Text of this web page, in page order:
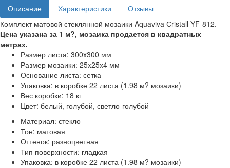
Описание
Характеристики
Отзывы
Комплект матовой стеклянной мозаики Aquaviva Сristall YF-812.
Цена указана за 1 м?, мозаика продается в квадратных
метрах.
Размер листа: 300x300 мм
Размер мозаики: 25x25х4 мм
Основание листа: сетка
Упаковка: в коробке 22 листа (1.98 м? мозаики)
Вес коробки: 18 кг
Цвет: белый, голубой, светло-голубой
Материал: стекло
Тон: матовая
Оттенок: разноцветная
Тип поверхности: гладкая
Упаковка: в коробке 22 листа (1.98 м? мозаики)